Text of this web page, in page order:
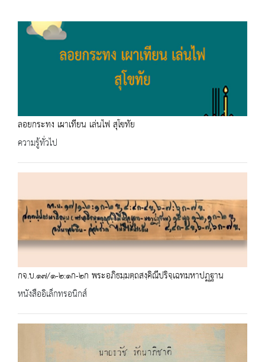
ลอยกระทง เผาเทียน เล่นไฟ สุโขทัย
ความรู้ทั่วไป
กจ.บ.๑๗/๑-๒:๑ก-๒ก พระอภิธมฺมตฺถสงฺคิณีปริจฺเฉทมหาปฏฺฐาน
หนังสืออิเล็กทรอนิกส์